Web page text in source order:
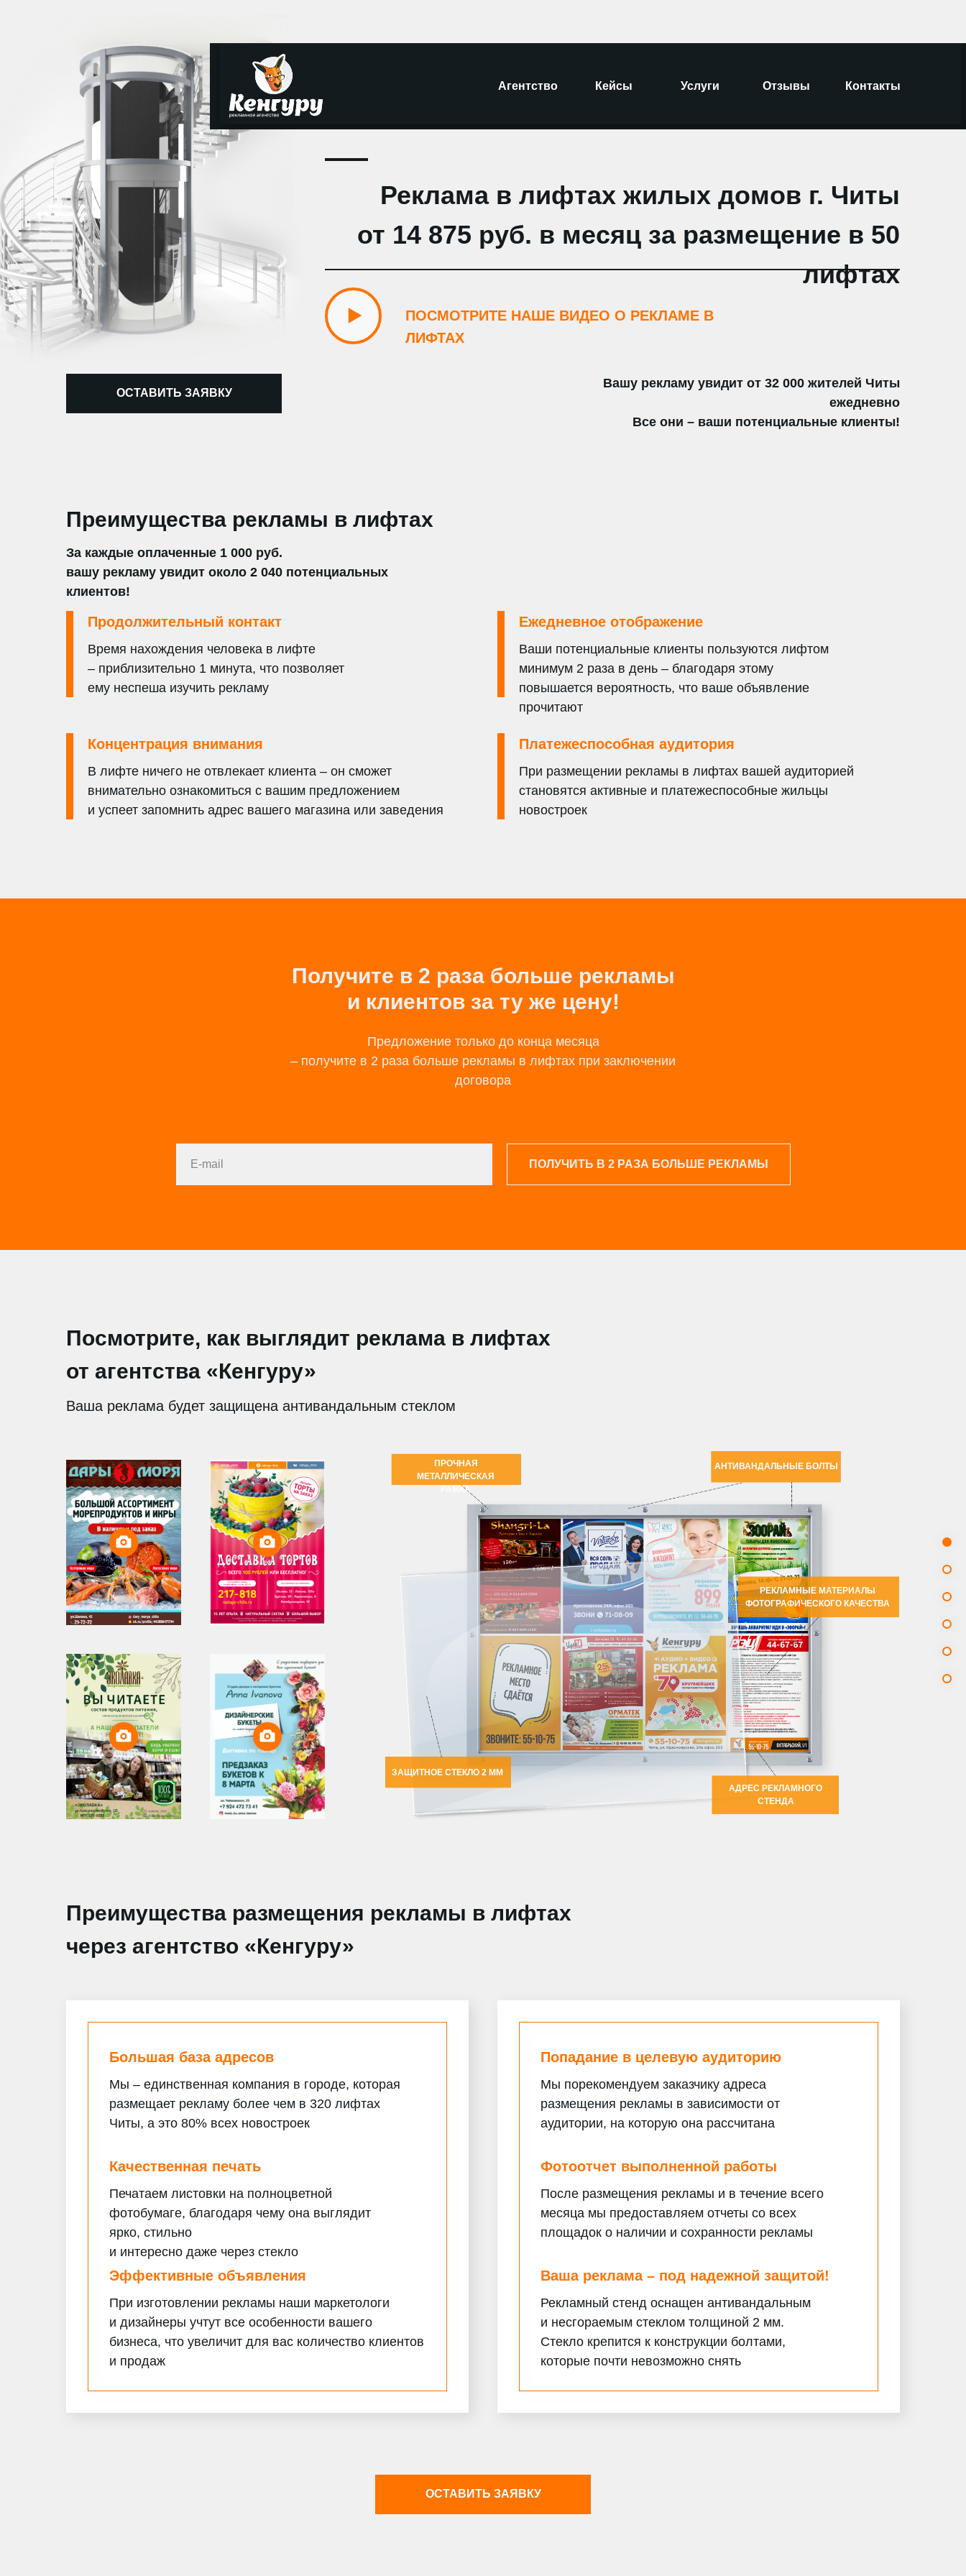
ОСТАВИТЬ ЗАЯВКУ
Реклама в лифтах жилых домов г. Читы
от 14 875 руб. в месяц за размещение в 50
лифтах
Агентство Кейсы Услуги Отзывы Контакты
ПОСМОТРИТЕ НАШЕ ВИДЕО О РЕКЛАМЕ В
ЛИФТАХ
Вашу рекламу увидит от 32 000 жителей Читы
ежедневно
Все они – ваши потенциальные клиенты!
Преимущества рекламы в лифтах
Продолжительный контакт
Время нахождения человека в лифте
– приблизительно 1 минута, что позволяет
ему неспеша изучить рекламу
Ежедневное отображение
Ваши потенциальные клиенты пользуются лифтом
минимум 2 раза в день – благодаря этому
повышается вероятность, что ваше объявление
прочитают
Концентрация внимания
В лифте ничего не отвлекает клиента – он сможет
внимательно ознакомиться с вашим предложением
и успеет запомнить адрес вашего магазина или заведения
Платежеспособная аудитория
При размещении рекламы в лифтах вашей аудиторией
становятся активные и платежеспособные жильцы
новостроек
За каждые оплаченные 1 000 руб.
вашу рекламу увидит около 2 040 потенциальных
клиентов!
Получите в 2 раза больше рекламы
и клиентов за ту же цену!
Предложение только до конца месяца
– получите в 2 раза больше рекламы в лифтах при заключении
договора
ПОЛУЧИТЬ В 2 РАЗА БОЛЬШЕ РЕКЛАМЫ
Посмотрите, как выглядит реклама в лифтах
от агентства «Кенгуру»
Ваша реклама будет защищена антивандальным стеклом
ЗАЩИТНОЕ СТЕКЛО 2 ММ
АДРЕС РЕКЛАМНОГО
СТЕНДА
РЕКЛАМНЫЕ МАТЕРИАЛЫ
ФОТОГРАФИЧЕСКОГО КАЧЕСТВА
АНТИВАНДАЛЬНЫЕ БОЛТЫ
ПРОЧНАЯ
МЕТАЛЛИЧЕСКАЯ
РАМКА
Преимущества размещения рекламы в лифтах
через агентство «Кенгуру»
Большая база адресов
Мы – единственная компания в городе, которая
размещает рекламу более чем в 320 лифтах
Читы, а это 80% всех новостроек
Качественная печать
Печатаем листовки на полноцветной
фотобумаге, благодаря чему она выглядит
ярко, стильно
и интересно даже через стекло
Эффективные объявления
При изготовлении рекламы наши маркетологи
и дизайнеры учтут все особенности вашего
бизнеса, что увеличит для вас количество клиентов
и продаж
Попадание в целевую аудиторию
Мы порекомендуем заказчику адреса
размещения рекламы в зависимости от
аудитории, на которую она рассчитана
Фотоотчет выполненной работы
После размещения рекламы и в течение всего
месяца мы предоставляем отчеты со всех
площадок о наличии и сохранности рекламы
Ваша реклама – под надежной защитой!
Рекламный стенд оснащен антивандальным
и несгораемым стеклом толщиной 2 мм.
Стекло крепится к конструкции болтами,
которые почти невозможно снять
ОСТАВИТЬ ЗАЯВКУ